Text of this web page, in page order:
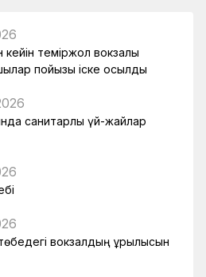
кейін теміржол вокзалы
пойызы іске қосылды
санитарлық үй-жайлар
вокзалдың құрылысын